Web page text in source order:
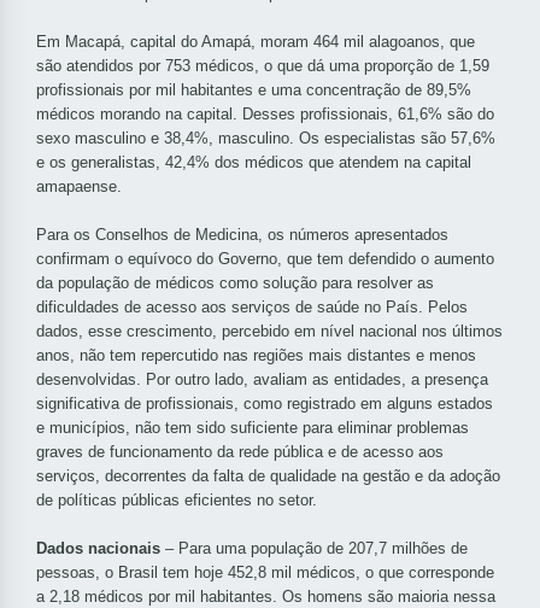
Em Macapá, capital do Amapá, moram 464 mil alagoanos, que
são atendidos por 753 médicos, o que dá uma proporção de 1,59
profissionais por mil habitantes e uma concentração de 89,5%
médicos morando na capital. Desses profissionais, 61,6% são do
sexo masculino e 38,4%, masculino. Os especialistas são 57,6%
e os generalistas, 42,4% dos médicos que atendem na capital
amapaense.
Para os Conselhos de Medicina, os números apresentados
confirmam o equívoco do Governo, que tem defendido o aumento
da população de médicos como solução para resolver as
dificuldades de acesso aos serviços de saúde no País. Pelos
dados, esse crescimento, percebido em nível nacional nos últimos
anos, não tem repercutido nas regiões mais distantes e menos
desenvolvidas. Por outro lado, avaliam as entidades, a presença
significativa de profissionais, como registrado em alguns estados
e municípios, não tem sido suficiente para eliminar problemas
graves de funcionamento da rede pública e de acesso aos
serviços, decorrentes da falta de qualidade na gestão e da adoção
de políticas públicas eficientes no setor.
Dados nacionais – Para uma população de 207,7 milhões de
pessoas, o Brasil tem hoje 452,8 mil médicos, o que corresponde
a 2,18 médicos por mil habitantes. Os homens são maioria nessa